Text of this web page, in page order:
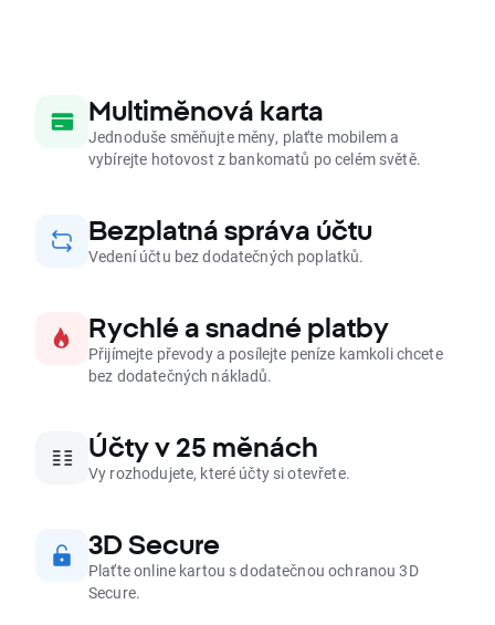
Multiměnová karta
Jednoduše směňujte měny, plaťte mobilem a
vybírejte hotovost z bankomatů po celém světě.
Bezplatná správa účtu
Vedení účtu bez dodatečných poplatků.
Rychlé a snadné platby
Přijímejte převody a posílejte peníze kamkoli chcete
bez dodatečných nákladů.
Účty v 25 měnách
Vy rozhodujete, které účty si otevřete.
3D Secure
Plaťte online kartou s dodatečnou ochranou 3D
Secure.